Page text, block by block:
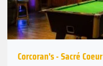
Corcoran's - Sacré Coeur